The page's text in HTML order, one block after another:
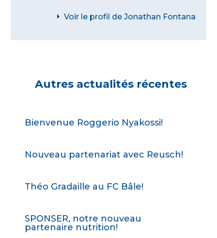
Voir le profil de Jonathan Fontana
Autres actualités récentes
Bienvenue Roggerio Nyakossi!
Nouveau partenariat avec Reusch!
Théo Gradaille au FC Bâle!
SPONSER, notre nouveau
partenaire nutrition!